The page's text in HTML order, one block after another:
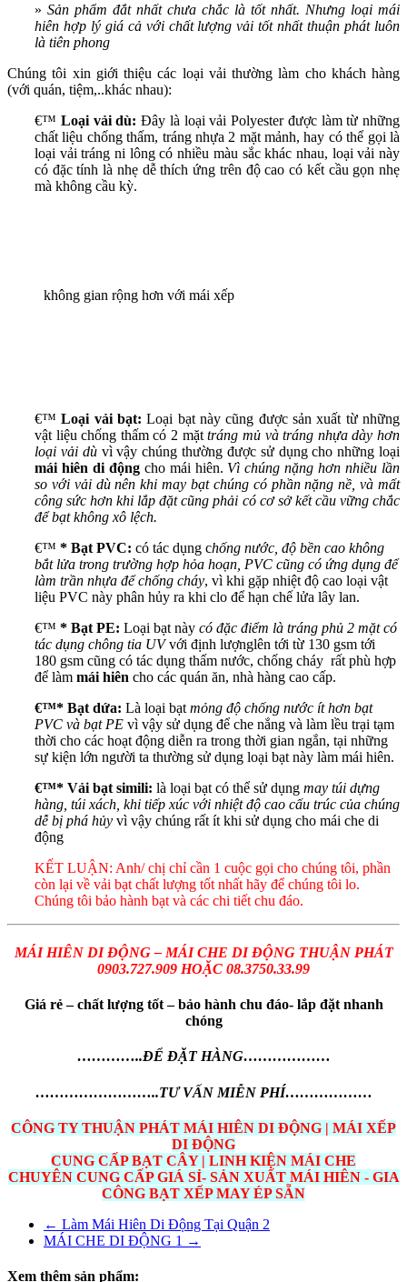
» Sản phẩm đắt nhất chưa chắc là tốt nhất. Nhưng loại mái
hiên hợp lý giá cả với chất lượng vải tốt nhất thuận phát luôn
là tiên phong
Chúng tôi xin giới thiệu các loại vải thường làm cho khách hàng
(với quán, tiệm,..khác nhau):
€™ Loại vải dù: Đây là loại vải Polyester được làm từ những
chất liệu chống thấm, tráng nhựa 2 mặt mảnh, hay có thể gọi là
loại vải tráng ni lông có nhiều màu sắc khác nhau, loại vải này
có đặc tính là nhẹ dễ thích ứng trên độ cao có kết cầu gọn nhẹ
mà không cầu kỳ.
không gian rộng hơn với mái xếp
€™Loại vải bạt: Loại bạt này cũng được sản xuất từ những
vật liệu chống thấm có 2 mặttráng mủ và tráng nhựa dày hơn
loại vải dùvì vậy chúng thường được sử dụng cho những loại
mái hiên di độngcho mái hiên. Vì chúng nặng hơn nhiều lần
so với vải dù nên khi may bạt chúng có phần nặng nề, và mất
công sức hơn khi lắp đặt cũng phải có cơ sở kết cầu vững chắc
để bạt không xô lệch.
€™ * Bạt PVC: có tác dụng chống nước, độ bền cao không
bắt lửa trong trường hợp hỏa hoạn, PVC cũng có ứng dụng để
làm trần nhựa để chống cháy, vì khi gặp nhiệt độ cao loại vật
liệu PVC này phân hủy ra khi clo để hạn chế lửa lây lan.
€™ * Bạt PE: Loại bạt này có đặc điểm là tráng phủ 2 mặt có
tác dụng chông tia UVvới định lượnglên tới từ 130 gsm tới
180 gsm cũng có tác dụng thấm nước, chống cháy rất phù hợp
để làm mái hiên cho các quán ăn, nhà hàng cao cấp.
€™* Bạt dứa: Là loại bạt mỏng độ chống nước ít hơn bạt
PVC và bạt PE vì vậy sử dụng để che nắng và làm lều trại tạm
thời cho các hoạt động diễn ra trong thời gian ngắn, tại những
sự kiện lớn người ta thường sử dụng loại bạt này làm mái hiên.
€™* Vải bạt simili: là loại bạt có thể sử dụng may túi dựng
hàng, túi xách, khi tiếp xúc với nhiệt độ cao cấu trúc của chúng
dễ bị phá hủy vì vậy chúng rất ít khi sử dụng cho mái che di
động
KẾT LUẬN: Anh/ chị chỉ cần 1 cuộc gọi cho chúng tôi, phần
còn lại về vải bạt chất lượng tốt nhất hãy để chúng tôi lo.
Chúng tôi bảo hành bạt và các chi tiết chu đáo.
MÁI HIÊN DI ĐỘNG – MÁI CHE DI ĐỘNG THUẬN PHÁT
0903.727.909 HOẶC 08.3750.33.99
Giá rẻ – chất lượng tốt – bảo hành chu đáo- lắp đặt nhanh
chóng
…………..ĐỂ ĐẶT HÀNG………………
……………………..TƯ VẤN MIỄN PHÍ………………
CÔNG TY THUẬN PHÁT MÁI HIÊN DI ĐỘNG | MÁI XẾP
DI ĐỘNG
CUNG CẤP BẠT CÂY | LINH KIỆN MÁI CHE
CHUYÊN CUNG CẤP GIÁ SỈ- SẢN XUẤT MÁI HIÊN - GIA
CÔNG BẠT XẾP MAY ÉP SẴN
← Làm Mái Hiên Di Động Tại Quận 2
MÁI CHE DI ĐỘNG 1 →
Xem thêm sản phẩm: